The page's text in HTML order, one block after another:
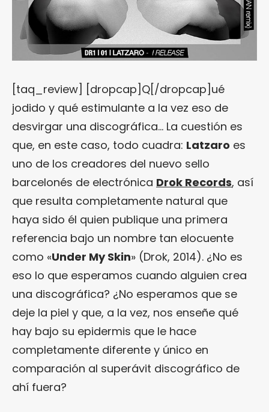
[taq_review] [dropcap]Q[/dropcap]ué
jodido y qué estimulante a la vez eso de
desvirgar una discográfica… La cuestión es
que, en este caso, todo cuadra: Latzaro es
uno de los creadores del nuevo sello
barcelonés de electrónica Drok Records, así
que resulta completamente natural que
haya sido él quien publique una primera
referencia bajo un nombre tan elocuente
como «Under My Skin» (Drok, 2014). ¿No es
eso lo que esperamos cuando alguien crea
una discográfica? ¿No esperamos que se
deje la piel y que, a la vez, nos enseñe qué
hay bajo su epidermis que le hace
completamente diferente y único en
comparación al superávit discográfico de
ahí fuera?